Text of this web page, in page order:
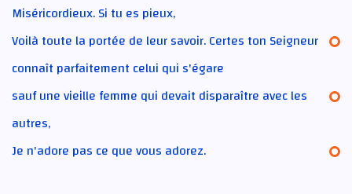
Miséricordieux. Si tu es pieux,
Voilà toute la portée de leur savoir. Certes ton Seigneur
connaît parfaitement celui qui s'égare
sauf une vieille femme qui devait disparaître avec les
autres,
Je n'adore pas ce que vous adorez.